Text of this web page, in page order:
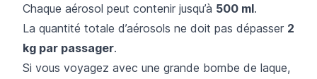
Chaque aérosol peut contenir jusqu’à 500 ml.
La quantité totale d’aérosols ne doit pas dépasser 2
kg par passager.
Si vous voyagez avec une grande bombe de laque,